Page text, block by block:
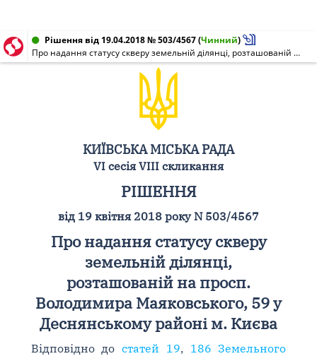
Рішення від 19.04.2018 № 503/4567(Чинний)
Про надання статусу скверу земельній ділянці, розташованій на просп. Володимира Маяковського, 59 у Деснянському районі м. Києва
КИЇВСЬКА МІСЬКА РАДА
VI сесія VIII скликання
РІШЕННЯ
від 19 квітня 2018 року N 503/4567
Про надання статусу скверу
земельній ділянці,
розташованій на просп.
Володимира Маяковського, 59 у
Деснянському районі м. Києва
Відповідно достатей 19, 186 Земельного